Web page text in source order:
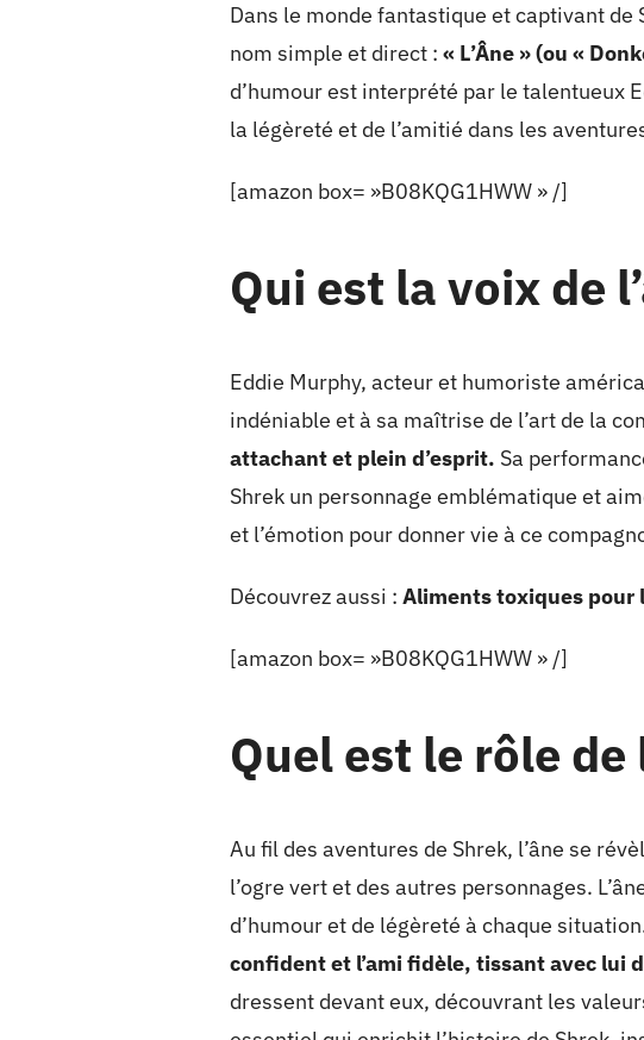
Dans le monde fantastique et captivant de
nom simple et direct :« L’Âne » (ou «
d’humour est interprété par le talentueux
la légèreté et de l’amitié dans les
[amazon box= »B08KQG1HWW » /]
Qui est la voix de
Eddie Murphy, acteur et humoriste
indéniable et à sa maîtrise de l’art de la
attachant et plein d’esprit. Sa
Shrek un personnage emblématique et
et l’émotion pour donner vie à ce
Découvrez aussi :Aliments toxiques pour
[amazon box= »B08KQG1HWW » /]
Quel est le rôle de
Au fil des aventures de Shrek, l’âne se
l’ogre vert et des autres personnages.
d’humour et de légèreté à chaque
confident et l’ami fidèle, tissant avec lui
dressent devant eux, découvrant les